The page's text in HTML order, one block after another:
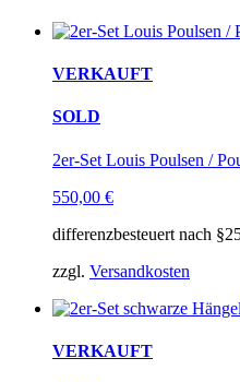
VERKAUFT
SOLD
2er-Set Louis Poulsen /
550,00 €
differenzbesteuert nach
zzgl. Versandkosten
VERKAUFT